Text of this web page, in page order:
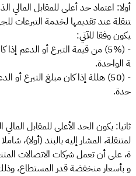
أولا: اعتماد حد أعلى للمقابل المالي
تنقلة عند تقديمها لخدمة التبرعات
يكون وفقا للآتي:
ة الواحدة.
حدة.
ثانيا: يكون الحد الأعلى للمقابل
لمتنقلة، المشار إليه بالبند (أولا)،
ة، على أن تعمل شركات الاتصالات
و بأسعار منخفضة قدر المستطاع،